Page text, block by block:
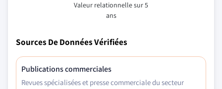
Valeur relationnelle sur 5
ans
Sources De Données Vérifiées
Publications commerciales
Revues spécialisées et presse commerciale du secteur